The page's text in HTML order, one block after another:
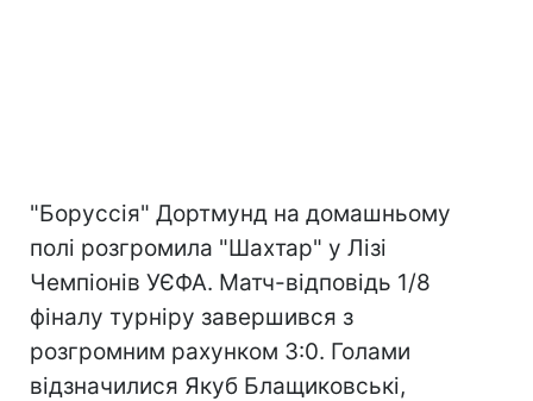
"Боруссія" Дортмунд на домашньому
полі розгромила "Шахтар" у Лізі
Чемпіонів УЄФА. Матч-відповідь 1/8
фіналу турніру завершився з
розгромним рахунком 3:0. Голами
відзначилися Якуб Блащиковські,